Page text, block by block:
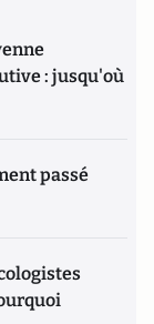
: jusqu'où
passé